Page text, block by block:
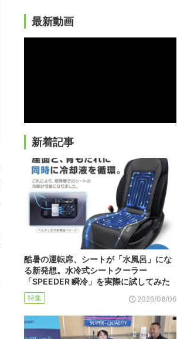
最新動画
新着記事
酷暑の運転席、シートが「水風呂」にな
る新発想。水冷式シートクーラー
「SPEEDER 瞬冷」を実際に試してみた
特集 2026/08/06